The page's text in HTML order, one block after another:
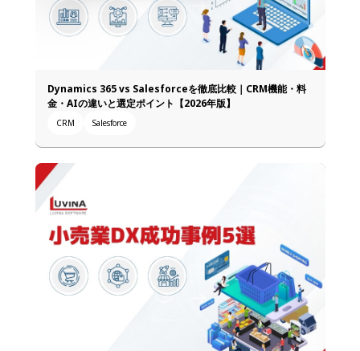
Dynamics 365 vs Salesforceを徹底比較｜CRM機能・料
金・AIの違いと選定ポイント【2026年版】
CRM Salesforce